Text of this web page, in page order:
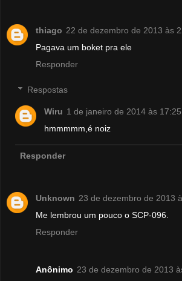
thiago 22 de dezembro de 2013 às
Pagava um boket pra ele
Responder
Respostas
Wiru 1 de janeiro de 2014 às 17:25
hmmmmm,é noiz
Responder
Unknown 23 de dezembro de 2013
Me lembrou um pouco o SCP-096.
Responder
Anônimo 23 de dezembro de 2013